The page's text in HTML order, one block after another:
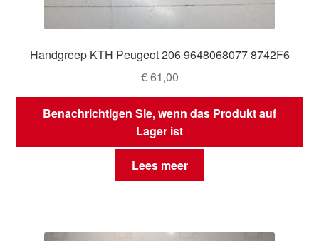
Handgreep KTH Peugeot 206 9648068077 8742F6
€61,00
Benachrichtigen Sie, wenn das Produkt auf
Lager ist
Lees meer